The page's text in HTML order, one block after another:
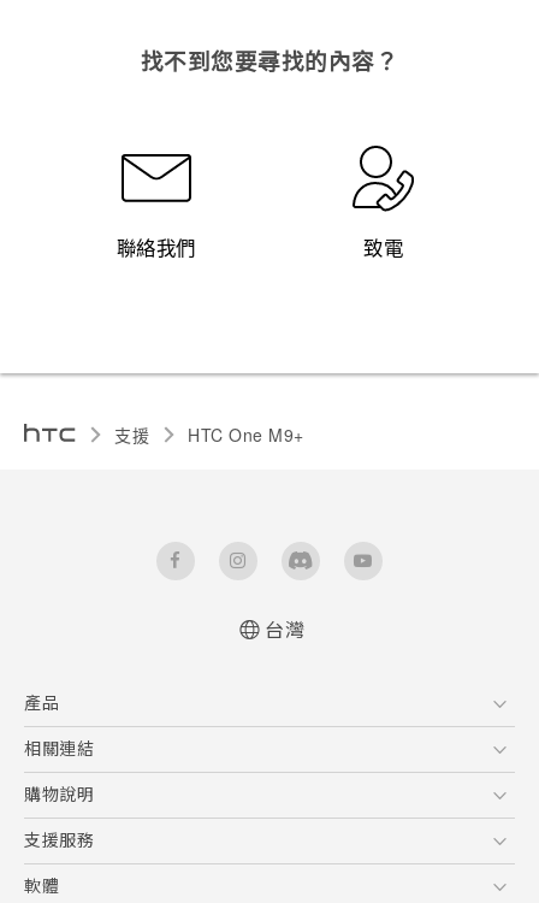
找不到您要尋找的內容？
聯絡我們 致電
支援 HTC One M9+‎
台灣
產品
5G
智慧型手機
配件
相關連結
HTC Research
購物說明
購物須知
訂單管理
支援服務
到府收送維修服務
軟體